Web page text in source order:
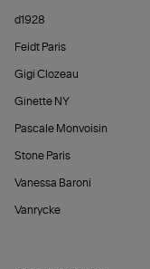
d1928
Feidt Paris
Gigi Clozeau
Ginette NY
Pascale Monvoisin
Stone Paris
Vanessa Baroni
Vanrycke